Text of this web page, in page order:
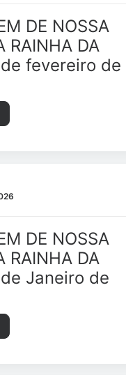
DE NOSSA
RAINHA DA
fevereiro de
DE NOSSA
RAINHA DA
Janeiro de